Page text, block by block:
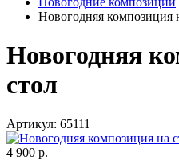
Новогодняя композиция
Новогодняя
стол
Артикул: 65111
4 900 р.